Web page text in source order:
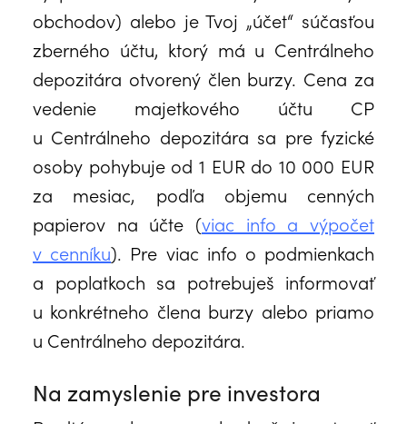
obchodov) alebo je Tvoj „účet“ súčasťou
zberného účtu, ktorý má u Centrálneho
depozitára otvorený člen burzy. Cena za
vedenie majetkového účtu CP
u Centrálneho depozitára sa pre fyzické
osoby pohybuje od 1 EUR do 10 000 EUR
za mesiac, podľa objemu cenných
papierov na účte (viac info a výpočet
v cenníku). Pre viac info o podmienkach
a poplatkoch sa potrebuješ informovať
u konkrétneho člena burzy alebo priamo
u Centrálneho depozitára.
Na zamyslenie pre investora